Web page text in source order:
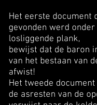
Het eerste document
gevonden werd onder
losliggende plank,
bewijst dat de baron
van het bestaan van
afwist!
Het tweede document
de asresten van de